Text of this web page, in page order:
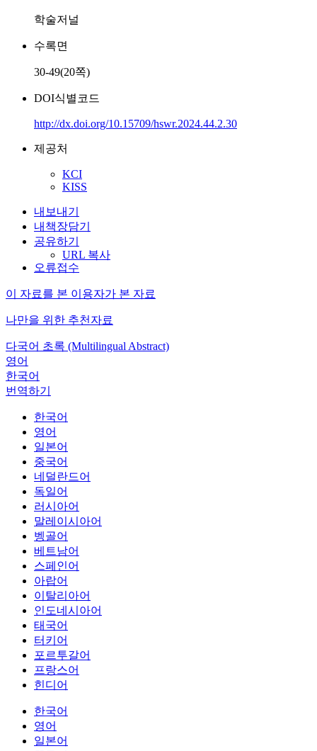
학술저널
수록면
30-49(20쪽)
DOI식별코드
http://dx.doi.org/10.15709/hswr.2024.44.2.30
제공처
KCI
KISS
내보내기
내책장담기
공유하기
URL 복사
오류접수
이 자료를 본 이용자가 본 자료
나만을 위한 추천자료
다국어 초록 (Multilingual Abstract)
영어
한국어
번역하기
한국어
영어
일본어
중국어
네덜란드어
독일어
러시아어
말레이시아어
벵골어
베트남어
스페인어
아랍어
이탈리아어
인도네시아어
태국어
터키어
포르투갈어
프랑스어
힌디어
한국어
영어
일본어